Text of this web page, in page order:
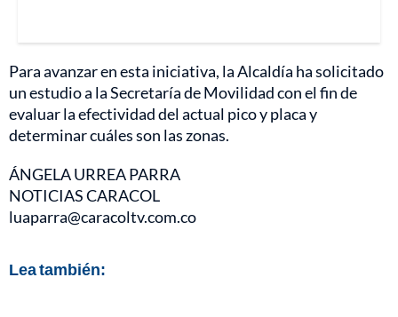
Para avanzar en esta iniciativa, la Alcaldía ha solicitado
un estudio a la Secretaría de Movilidad con el fin de
evaluar la efectividad del actual pico y placa y
determinar cuáles son las zonas.
ÁNGELA URREA PARRA
NOTICIAS CARACOL
luaparra@caracoltv.com.co
Lea también: